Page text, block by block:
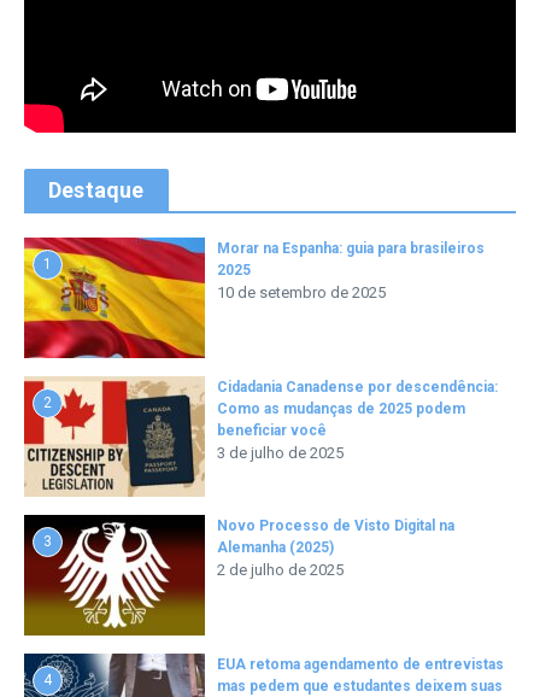
Destaque
1
Morar na Espanha: guia para brasileiros
2025
10 de setembro de 2025
2
Cidadania Canadense por descendência:
Como as mudanças de 2025 podem
beneficiar você
3 de julho de 2025
3
Novo Processo de Visto Digital na
Alemanha (2025)
2 de julho de 2025
4
EUA retoma agendamento de entrevistas
mas pedem que estudantes deixem suas